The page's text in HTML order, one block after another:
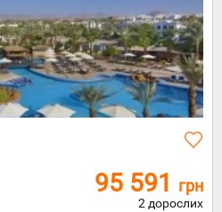
95 591 грн
2 дорослих